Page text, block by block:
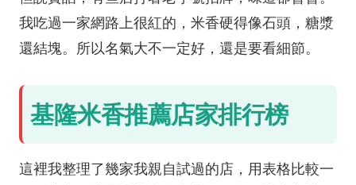
我吃過一家網路上很紅的，米香硬得像石頭，糖漿
還結塊。所以名氣大不一定好，還是要看細節。
基隆米香推薦店家排行榜
這裡我整理了幾家我親自試過的店，用表格比較一